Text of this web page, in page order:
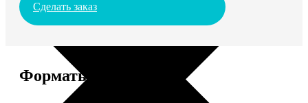
Сделать заказ
Форматы и цены